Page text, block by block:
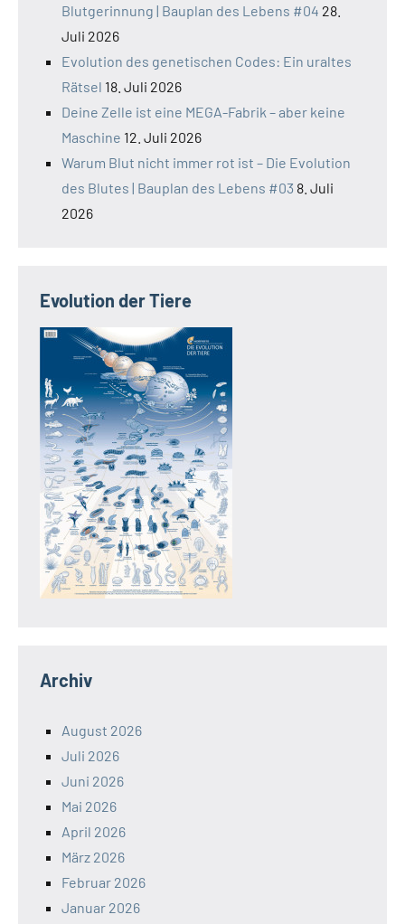
Blutgerinnung | Bauplan des Lebens #04 28.
Juli 2026
Evolution des genetischen Codes: Ein uraltes
Rätsel 18. Juli 2026
Deine Zelle ist eine MEGA-Fabrik – aber keine
Maschine 12. Juli 2026
Warum Blut nicht immer rot ist – Die Evolution
des Blutes | Bauplan des Lebens #03 8. Juli
2026
Evolution der Tiere
Archiv
August 2026
Juli 2026
Juni 2026
Mai 2026
April 2026
März 2026
Februar 2026
Januar 2026